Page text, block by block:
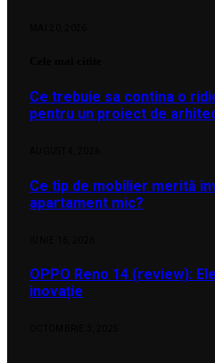
Ce trebuie sa contina o
pentru un proiect de
Ce tip de mobilier merită
apartament mic?
OPPO Reno 14 (review):
inovație